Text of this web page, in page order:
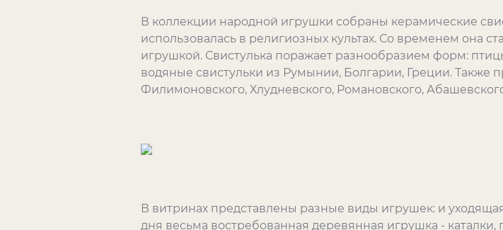
В коллекции народной игрушки собраны керамические
использовалась в религиозных культах. Со временем она
игрушкой. Свистулька поражает разнообразием форм:
водяные свистульки из Румынии, Болгарии, Греции. Также
Филимоновского, Хлудневского, Романовского,
В витринах представлены разные виды игрушек: и
дня весьма востребованная деревянная игрушка -